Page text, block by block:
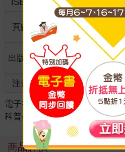
ISBN
9786267546024
頁數 164
出版地 台灣
齡
注音
電子書 ＞ 童書/青少年 ＞ 知
科普學習漫畫
商品評價